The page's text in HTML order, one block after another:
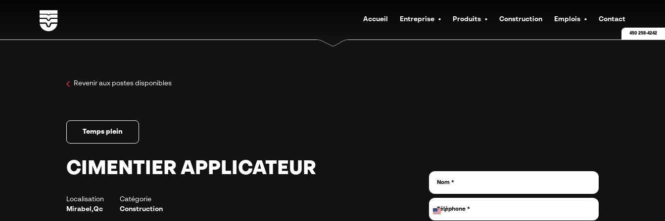
450 258-4242
Accueil Entreprise Produits Construction Emplois Contact
Revenir aux postes disponibles
Temps plein
CIMENTIER APPLICATEUR
Localisation
Mirabel,Qc
Catégorie
Construction
N
m
*T
é